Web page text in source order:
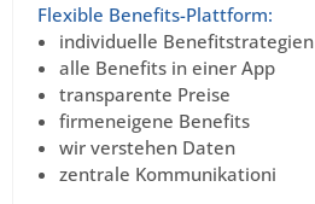
Flexible Benefits-Plattform:
individuelle Benefitstrategien
alle Benefits in einer App
transparente Preise
firmeneigene Benefits
wir verstehen Daten
zentrale Kommunikationi